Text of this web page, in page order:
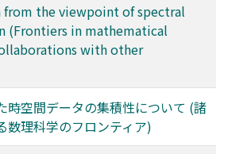
the viewpoint of spectral
(Frontiers in mathematical
with other
時空間データの集積性について (諸
数理科学のフロンティア)